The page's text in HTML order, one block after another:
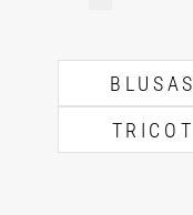
BLUSAS
TRICOT